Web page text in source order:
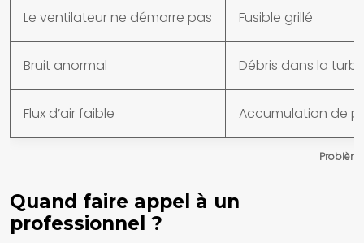
Le ventilateur ne démarre pas Fusible grillé
Bruit anormal Débris dans la
Flux d’air faible Accumulation de
Quand faire appel à un
professionnel ?